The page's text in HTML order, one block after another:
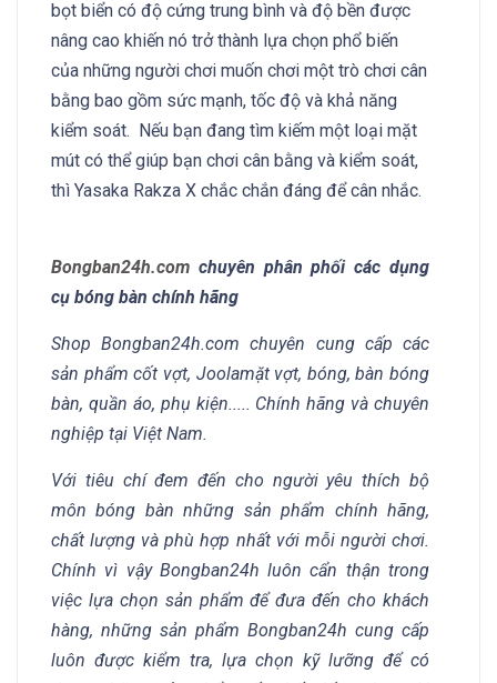
bọt biển có độ cứng trung bình và độ bền được
nâng cao khiến nó trở thành lựa chọn phổ biến
của những người chơi muốn chơi một trò chơi cân
bằng bao gồm sức mạnh, tốc độ và khả năng
kiểm soát. Nếu bạn đang tìm kiếm một loại mặt
mút có thể giúp bạn chơi cân bằng và kiểm soát,
thì Yasaka Rakza X chắc chắn đáng để cân nhắc.
Bongban24h.com chuyên phân phối các dụng
cụ bóng bàn chính hãng
Shop Bongban24h.com chuyên cung cấp các
sản phẩm cốt vợt, Joolamặt vợt, bóng, bàn bóng
bàn, quần áo, phụ kiện..... Chính hãng và chuyên
nghiệp tại Việt Nam.
Với tiêu chí đem đến cho người yêu thích bộ
môn bóng bàn những sản phẩm chính hãng,
chất lượng và phù hợp nhất với mỗi người chơi.
Chính vì vậy Bongban24h luôn cẩn thận trong
việc lựa chọn sản phẩm để đưa đến cho khách
hàng, những sản phẩm Bongban24h cung cấp
luôn được kiểm tra, lựa chọn kỹ lưỡng để có